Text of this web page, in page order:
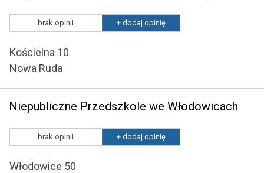
brak opinii + dodaj opinię
Kościelna 10
Nowa Ruda
Niepubliczne Przedszkole we Włodowicach
brak opinii + dodaj opinię
Włodowice 50